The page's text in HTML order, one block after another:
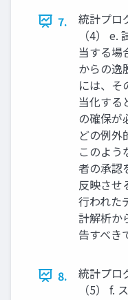
7.
統計プロ
（4）
当する場
からの逸
には、そ
当化する
の確保が
どの例外
このよう
者の承認
反映させ
行われた
計解析か
告すべき
8.
統計プロ
（5） f.